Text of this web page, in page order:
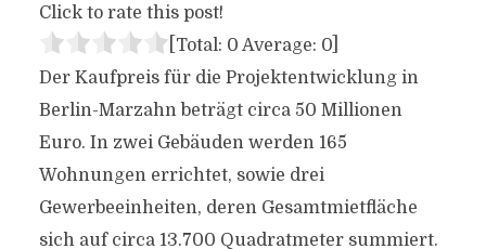
Click to rate this post!
[Total: 0 Average: 0]
Der Kaufpreis für die Projektentwicklung in
Berlin-Marzahn beträgt circa 50 Millionen
Euro. In zwei Gebäuden werden 165
Wohnungen errichtet, sowie drei
Gewerbeeinheiten, deren Gesamtmietfläche
sich auf circa 13.700 Quadratmeter summiert.